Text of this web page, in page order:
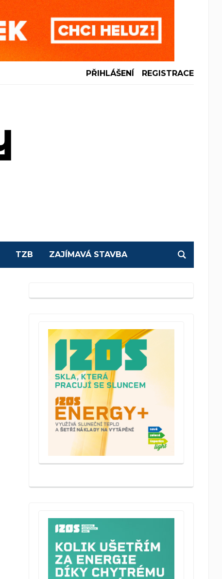
PŘIHLÁŠENÍ REGISTRACE
TZB ZAJÍMAVÁ STAVBA